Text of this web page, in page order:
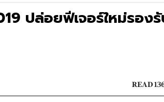
ปล่อยฟีเจอร์ใหม่รอง
READ